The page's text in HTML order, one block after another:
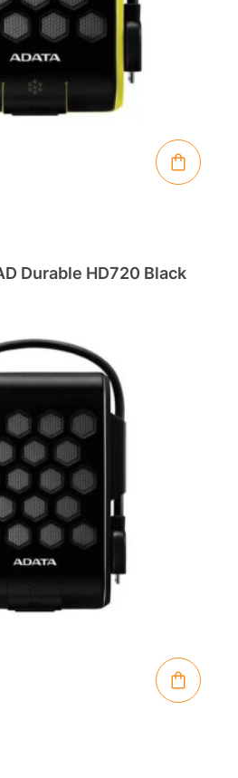
Durable HD720 Black